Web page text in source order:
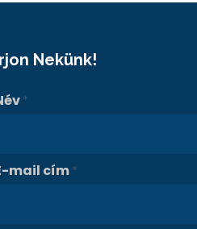
Nekünk!
*
mail cím *